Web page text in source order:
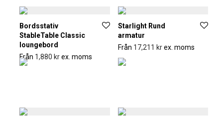
Bordsstativ
StableTable Classic
loungebord
Från 1,880 krex. moms
Starlight Rund
armatur
Från 17,211 krex. moms